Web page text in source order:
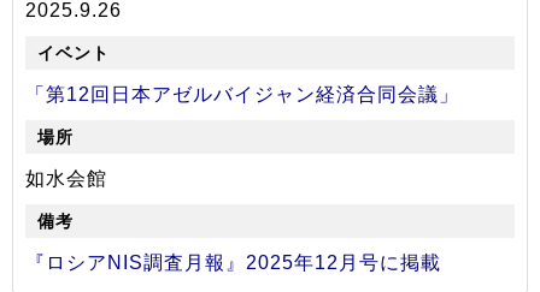
2025.9.26
「第12回日本アゼルバイジャン経済合同会議」
如水会館
『ロシアNIS調査月報』2025年12月号に掲載